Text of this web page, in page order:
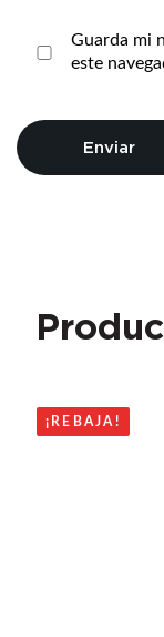
Guarda mi
este
¡REBAJA!